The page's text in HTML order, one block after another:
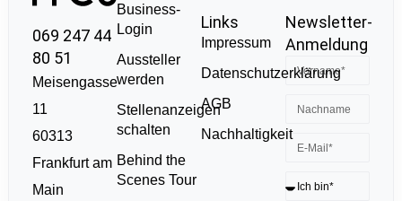
069 247 44
80 51
Meisengasse
11
60313
Frankfurt am
Main
Business-
Login
Aussteller
werden
Stellenanzeigen
schalten
Behind the
Scenes Tour
Links
Impressum
Datenschutzerklärung
AGB
Nachhaltigkeit
Newsletter-
Anmeldung